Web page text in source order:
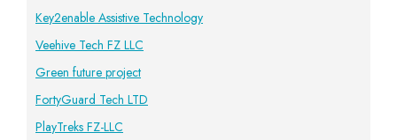
Key2enable Assistive Technology
Veehive Tech FZ LLC
Green future project
FortyGuard Tech LTD
PlayTreks FZ-LLC